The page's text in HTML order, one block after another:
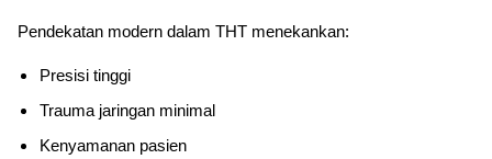
Pendekatan modern dalam THT menekankan:
Presisi tinggi
Trauma jaringan minimal
Kenyamanan pasien